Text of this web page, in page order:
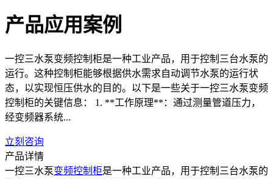
产品应用案例
一控三水泵变频控制柜是一种工业产品，用于控制三台水泵的
运行。这种控制柜能够根据供水需求自动调节水泵的运行状
态，以实现恒压供水的目的。以下是一些关于一控三水泵变频
控制柜的关键信息： 1. **工作原理**：通过测量管道压力，
经变频器系统...
立刻咨询
产品详情
一控三水泵变频控制柜是一种工业产品，用于控制三台水泵的